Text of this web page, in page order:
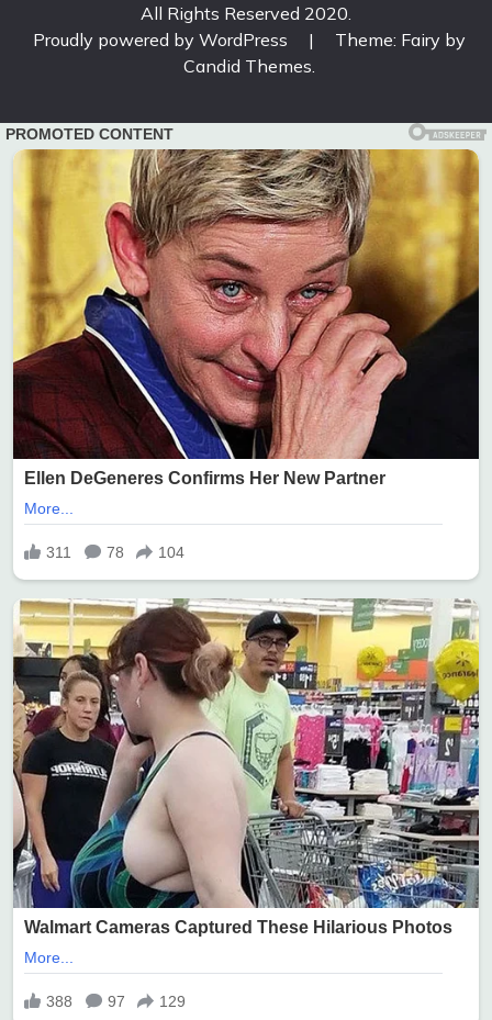
All Rights Reserved 2020.
Proudly powered by WordPress
|
Theme: Fairy by
Candid Themes